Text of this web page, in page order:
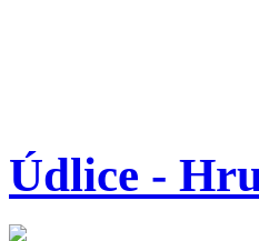
Údlice -